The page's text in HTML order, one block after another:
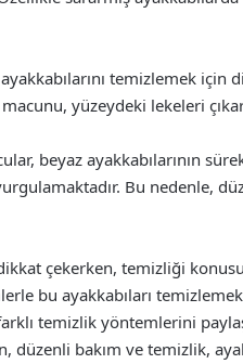
temizlemek
yüzeydeki lekeleri
beyaz ayakkabılarının
Bu nedenle,
dikkat çekerken, temizliği
bu ayakkabıları
temizlik yöntemlerini
düzenli bakım ve temizlik,